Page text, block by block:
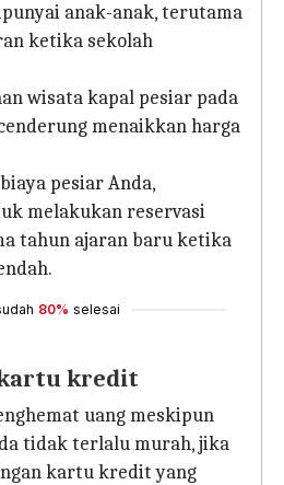
anak-anak, terutama
ketika sekolah
wisata kapal pesiar pada
menaikkan harga
pesiar Anda,
melakukan reservasi
tahun ajaran baru ketika
80% selesai
kredit
uang meskipun
tidak terlalu murah, jika
kartu kredit yang